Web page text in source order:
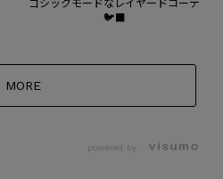
ゴシックモードなレイヤードコーデ
🐦⬛
MORE
powered by